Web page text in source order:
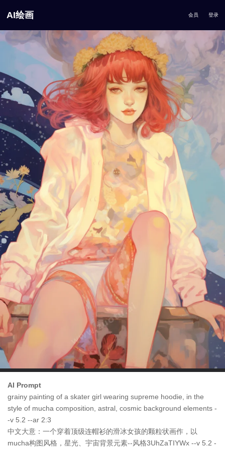
AI绘画 会员 登录
AI Prompt
grainy painting of a skater girl wearing supreme hoodie, in the
style of mucha composition, astral, cosmic background elements -
-v 5.2 --ar 2:3
中文大意：一个穿着顶级连帽衫的滑冰女孩的颗粒状画作，以
mucha构图风格，星光、宇宙背景元素--风格3UhZaTIYWx --v 5.2 -